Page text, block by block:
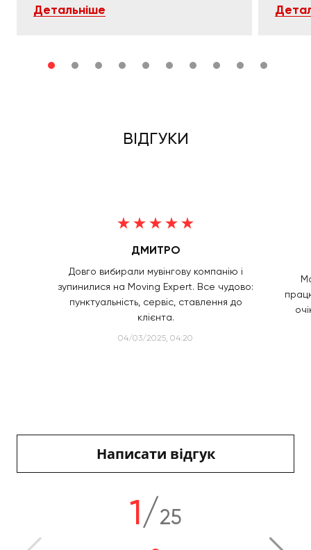
Детальніше
ВІДГУКИ
Довго вибирали мувінгову компанію і
зупинилися на Moving Expert. Все чудово:
пунктуальність, сервіс, ставлення до
клієнта.
ДМИТРО
04/03/2025, 04:20
Написати відгук
1/25